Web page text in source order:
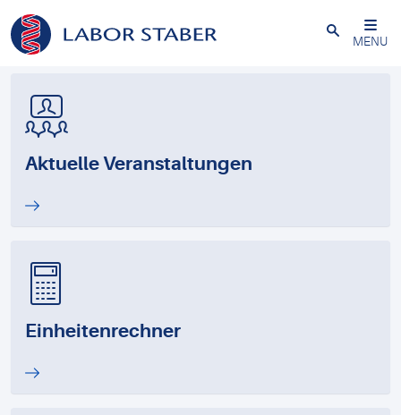
Schließen
MENU
Aktuelle Veranstaltungen
Einheitenrechner